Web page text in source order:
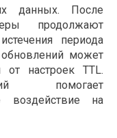
данных. После
продолжают
периода
может
от настроек TTL.
помогает
воздействие на